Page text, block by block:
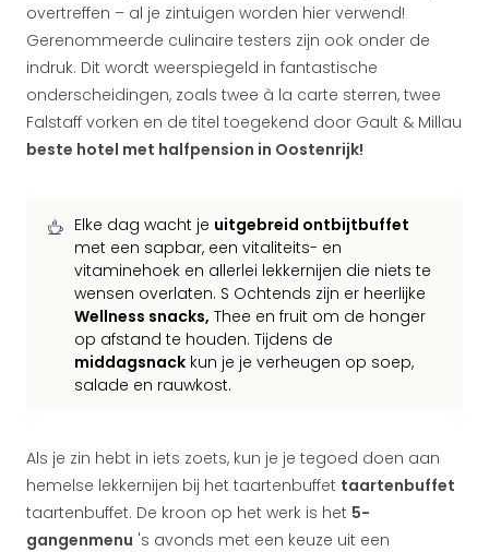
overtreffen – al je zintuigen worden hier verwend!
Gerenommeerde culinaire testers zijn ook onder de
indruk. Dit wordt weerspiegeld in fantastische
onderscheidingen, zoals twee à la carte sterren, twee
Falstaff vorken en de titel toegekend door Gault & Millau
beste hotel met halfpension in Oostenrijk!
Elke dag wacht je uitgebreid ontbijtbuffet
met een sapbar, een vitaliteits- en
vitaminehoek en allerlei lekkernijen die niets te
wensen overlaten. S Ochtends zijn er heerlijke
Wellness snacks, Thee en fruit om de honger
op afstand te houden. Tijdens de
middagsnack kun je je verheugen op soep,
salade en rauwkost.
Als je zin hebt in iets zoets, kun je je tegoed doen aan
hemelse lekkernijen bij het taartenbuffet taartenbuffet
taartenbuffet. De kroon op het werk is het 5-
gangenmenu 's avonds met een keuze uit een